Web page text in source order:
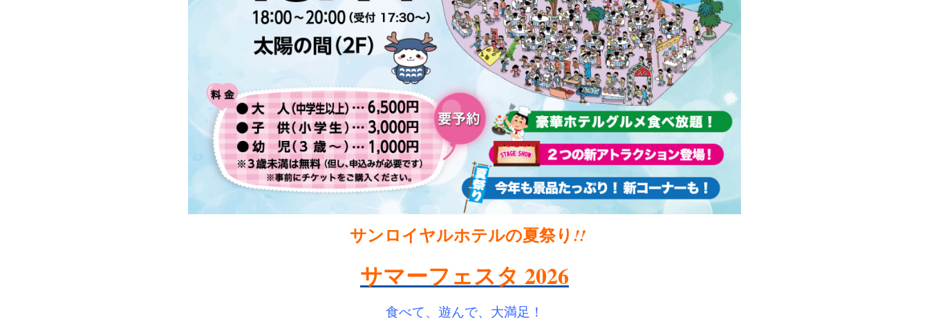
サンロイヤルホテルの夏祭り !!
サマーフェスタ 2026
食べて、遊んで、大満足！